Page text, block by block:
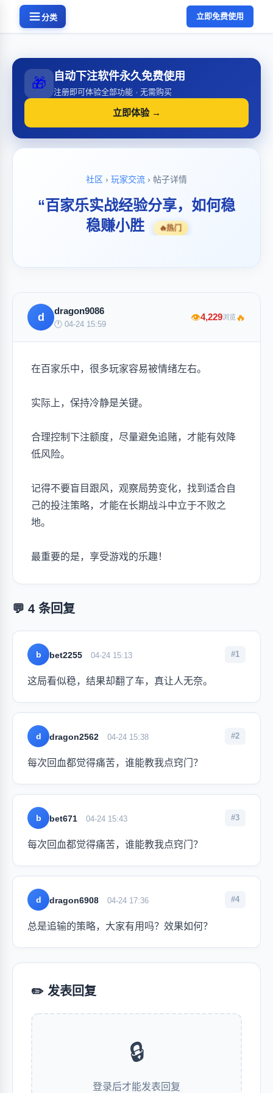
分类 立即免费使用
🎁 自动下注软件永久免费使用
注册即可体验全部功能 · 无需购买
立即体验 →
社区 › 玩家交流 › 帖子详情
“百家乐实战经验分享，如何稳
稳赚小胜
🔥热门
d
dragon9086
🕐 04-24 15:59
👁4,229浏览🔥
在百家乐中，很多玩家容易被情绪左右。
实际上，保持冷静是关键。
合理控制下注额度，尽量避免追赌，才能有效降
低风险。
记得不要盲目跟风，观察局势变化，找到适合自
己的投注策略，才能在长期战斗中立于不败之
地。
最重要的是，享受游戏的乐趣！
💬 4 条回复
b bet2255 04-24 15:13 #1
这局看似稳，结果却翻了车，真让人无奈。
d dragon2562 04-24 15:38 #2
每次回血都觉得痛苦，谁能教我点窍门？
b bet671 04-24 15:43 #3
每次回血都觉得痛苦，谁能教我点窍门？
d dragon6908 04-24 17:36 #4
总是追输的策略，大家有用吗？效果如何？
✏️ 发表回复
🔒
登录后才能发表回复